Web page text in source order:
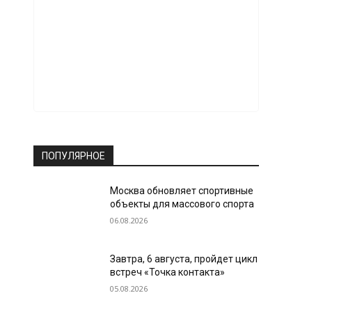
ПОПУЛЯРНОЕ
Москва обновляет спортивные
объекты для массового спорта
06.08.2026
Завтра, 6 августа, пройдет цикл
встреч «Точка контакта»
05.08.2026